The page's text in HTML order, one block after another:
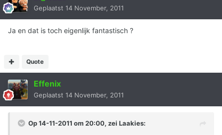
Geplaatst 14 November, 2011
Ja en dat is toch eigenlijk fantastisch ?
Quote
Effenix
Geplaatst 14 November, 2011
Op 14-11-2011 om 20:00, zei Laakies: